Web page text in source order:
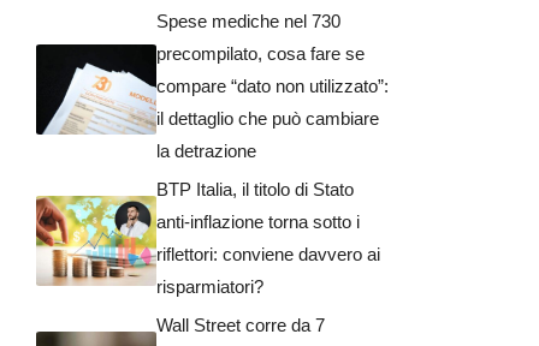
Spese mediche nel 730
precompilato, cosa fare se
compare “dato non utilizzato”:
il dettaglio che può cambiare
la detrazione
BTP Italia, il titolo di Stato
anti-inflazione torna sotto i
riflettori: conviene davvero ai
risparmiatori?
Wall Street corre da 7